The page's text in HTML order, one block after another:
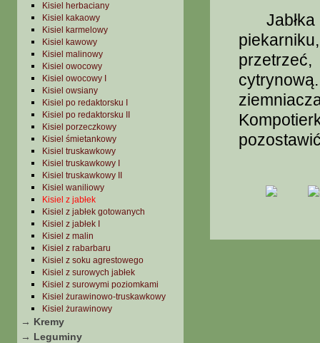
Kisiel herbaciany
Kisiel kakaowy
Kisiel karmelowy
Kisiel kawowy
Kisiel malinowy
Kisiel owocowy
Kisiel owocowy I
Kisiel owsiany
Kisiel po redaktorsku I
Kisiel po redaktorsku II
Kisiel porzeczkowy
Kisiel śmietankowy
Kisiel truskawkowy
Kisiel truskawkowy I
Kisiel truskawkowy II
Kisiel waniliowy
Kisiel z jabłek
Kisiel z jabłek gotowanych
Kisiel z jabłek I
Kisiel z malin
Kisiel z rabarbaru
Kisiel z soku agrestowego
Kisiel z surowych jabłek
Kisiel z surowymi poziomkami
Kisiel żurawinowo-truskawkowy
Kisiel żurawinowy
→ Kremy
→ Leguminy
Jabłka